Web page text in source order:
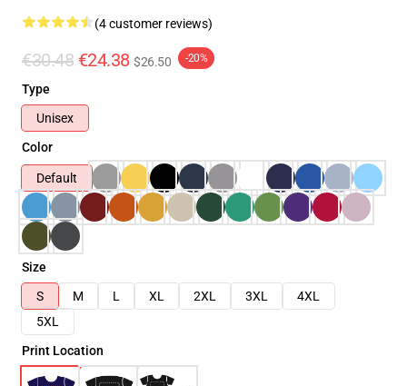
(4 customer reviews)
€30.48 €24.38 $26.50 -20%
Type
Unisex
Color
Default
Size
S
M L XL 2XL 3XL
4XL
5XL
Print Location